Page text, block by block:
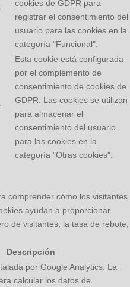
cookies de GDPR para
registrar el consentimiento del
usuario para las cookies en la
categoría "Funcional".
Esta cookie está configurada
por el complemento de
consentimiento de cookies de
GDPR. Las cookies se utilizan
para almacenar el
consentimiento del usuario
para las cookies en la
categoría "Otras cookies".
comprender cómo los visitantes
ayudan a proporcionar
de visitantes, la tasa de rebote,
Descripción
por Google Analytics. La
calcular los datos de